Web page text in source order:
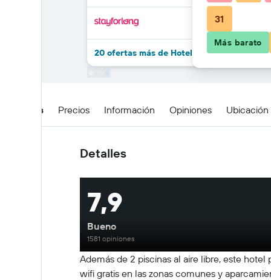
20 ofertas más de Hotel Barranquilla Plaza
Detalles Precios Información Opiniones Ubicación
Detalles
Además de 2 piscinas al aire libre, este
wifi gratis en las zonas comunes y
7,9
Bueno
1581 opiniones
31
Más barato